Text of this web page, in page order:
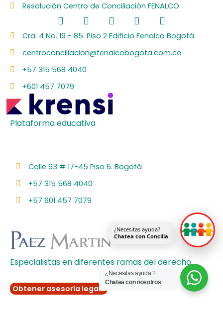
Resolución Centro de Conciliación FENALCO
F
a
c
e
b
o
o
k
L
i
n
e
d
i
I
n
s
t
a
m
Y
o
u
u
S
p
o
i
Cra. 4 No. 19 - 85. Piso 2 Edificio Fenalco Bogotá.
centroconciliacion@fenalcobogota.com.co
+57 315 568 4040
+601 457 7079
Plataforma educativa
Calle 93 # 17-45 Piso 6. Bogotá
+57 315 568 4040
+57 601 457 7079
Especialistas en diferentes ramas del derecho.
Obtener asesoría legal
¿Necesitas ayuda?
Chatea con Concilia
¿Necesitas ayuda ?
Chatea con nosotros